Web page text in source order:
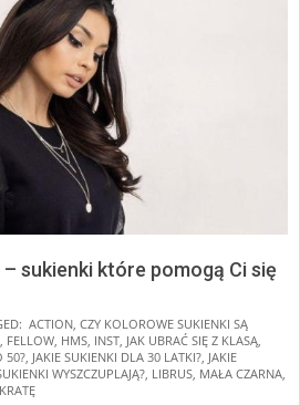
sukienki które pomogą Ci się
ACTION, CZY KOLOROWE SUKIENKI SĄ
, FELLOW, HMS, INST, JAK UBRAĆ SIĘ Z KLASĄ,
50?, JAKIE SUKIENKI DLA 30 LATKI?, JAKIE
WYSZCZUPLAJĄ?, LIBRUS, MAŁA CZARNA,